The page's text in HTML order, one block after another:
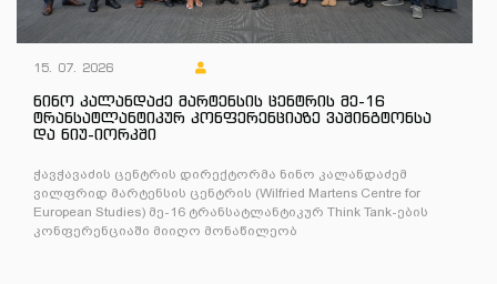
15. 07. 2026
ნინო კალანდაძე მარტენსის ცენტრის მე-16
ტრანსატლანტიკურ კონფერენციაზე ვაშინგტონსა
და ნიუ-იორკში
ჭავჭავაძის ცენტრის დირექტორმა ნინო კალანდაძემ
ვილფრიდ მარტენსის ცენტრის (Wilfried Martens Centre for
European Studies) მე-16 ტრანსატლანტიკურ Think Tank-ების
კონფერენციაში მიიღო მონაწილეობ